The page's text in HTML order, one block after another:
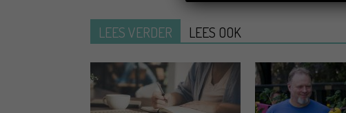
LEES VERDER LEES OOK